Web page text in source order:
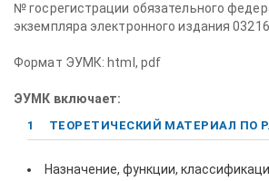
№ госрегистрации обязательного
экземпляра электронного издания
Формат ЭУМК: html, pdf
ЭУМК включает:
ТЕОРЕТИЧЕСКИЙ МАТЕРИАЛ ПО
1
Назначение, функции,